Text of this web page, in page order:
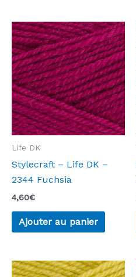
Life DK
Stylecraft – Life DK –
2344 Fuchsia
4,60€
Ajouter au panier